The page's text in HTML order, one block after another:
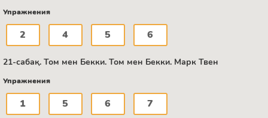
Упражнения
2 4 5 6
21-сабақ. Том мен Бекки. Том мен Бекки. Марк Твен
Упражнения
1 5 6 7